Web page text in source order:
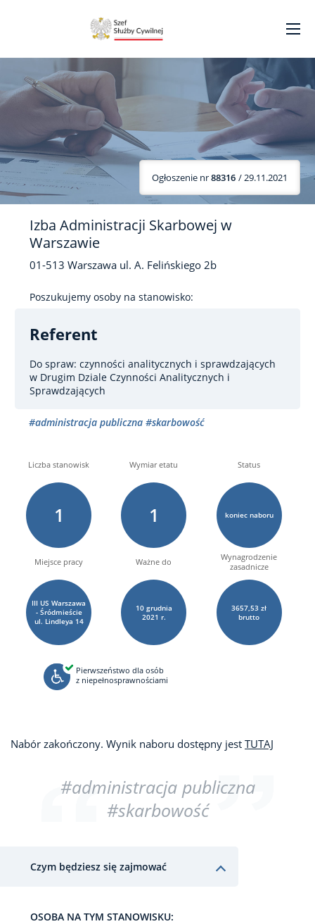
Ogłoszenie nr88316 / 29.11.2021
Izba Administracji Skarbowej w
Warszawie
01-513 Warszawa ul. A. Felińskiego 2b
Poszukujemy osoby na stanowisko:
Referent
Do spraw: czynności analitycznych i sprawdzających
w Drugim Dziale Czynności Analitycznych i
Sprawdzających
#administracja publiczna #skarbowość
Liczba stanowisk
1
Wymiar etatu
1
Status
koniec naboru
Miejsce pracy
III US Warszawa
- Śródmieście
ul. Lindleya 14
Ważne do
10 grudnia
2021 r.
Wynagrodzenie
zasadnicze
3657,53 zł
brutto
Pierwszeństwo dla osób
z niepełnosprawnościami
Nabór zakończony. Wynik naboru dostępny jest TUTAJ
#administracja publiczna
#skarbowość
Czym będziesz się zajmować
OSOBA NA TYM STANOWISKU: